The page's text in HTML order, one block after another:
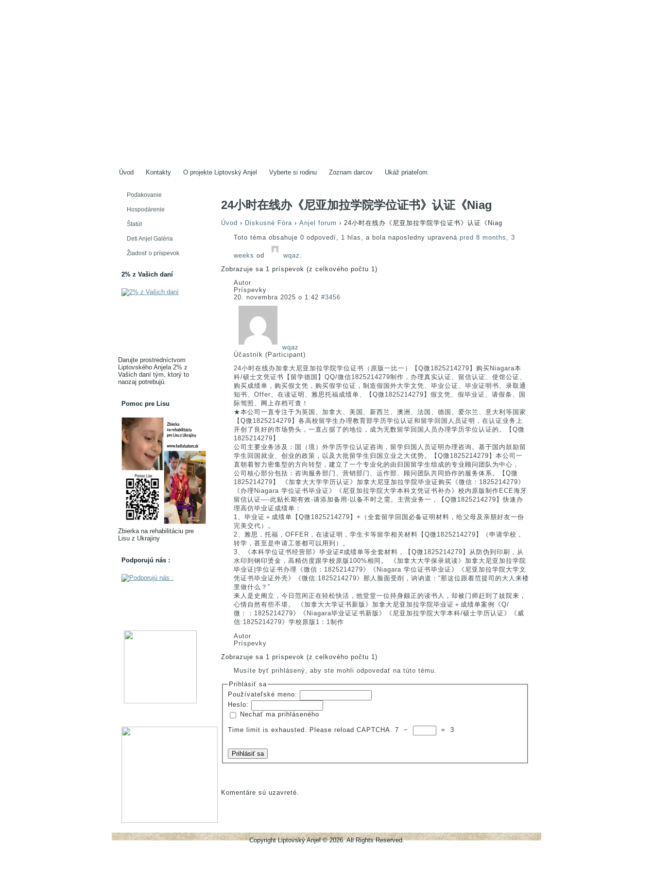
Úvod Kontakty O projekte Liptovský Anjel Vyberte si rodinu Zoznam darcov Ukáž priateľom
Poďakovanie
Hospodárenie
Štatút
Deti Anjel Galéria
Žiadosť o príspevok
2% z Vašich daní
Darujte prostredníctvom
Liptovského Anjela 2% z
Vašich daní tým, ktorý to
naozaj potrebujú.
Pomoc pre Lisu
Zbierka na rehabilitáciu pre
Lisu z Ukrajiny
Podporujú nás :
24小时在线办《尼亚加拉学院学位证书》认证《Niag
Úvod › Diskusné Fóra › Anjel forum › 24小时在线办《尼亚加拉学院学位证书》认证《Niag
Toto téma obsahuje 0 odpovedí, 1 hlas, a bola naposledny upravená pred 8 months, 3
weeks od wqaz .
Zobrazuje sa 1 príspevok (z celkového počtu 1)
Autor
Príspevky
20. novembra 2025 o 1:42 #3456
wqaz
Účastník (Participant)
24小时在线办加拿大尼亚加拉学院学位证书（原版一比一）【Q微1825214279】购买Niagara本
科/硕士文凭证书【留学德国】QQ/微信1825214279制作，办理真实认证、留信认证、使馆公证、
购买成绩单，购买假文凭，购买假学位证，制造假国外大学文凭、毕业公证、毕业证明书、录取通
知书、Offer、在读证明、雅思托福成绩单、【Q微1825214279】假文凭、假毕业证、请假条、国
际驾照、网上存档可查！
★本公司一直专注于为英国、加拿大、美国、新西兰、澳洲、法国、德国、爱尔兰、意大利等国家
【Q微1825214279】各高校留学生办理教育部学历学位认证和留学回国人员证明，在认证业务上
开创了良好的市场势头，一直占据了的地位，成为无数留学回国人员办理学历学位认证的。【Q微
1825214279】
公司主要业务涉及：国（境）外学历学位认证咨询，留学归国人员证明办理咨询。基于国内鼓励留
学生回国就业、创业的政策，以及大批留学生归国立业之大优势。【Q微1825214279】本公司一
直朝着智力密集型的方向转型，建立了一个专业化的由归国留学生组成的专业顾问团队为中心，
公司核心部分包括：咨询服务部门、营销部门、运作部、顾问团队共同协作的服务体系。【Q微
1825214279】 《加拿大大学学历认证》加拿大尼亚加拉学院毕业证购买《微信：1825214279》
《办理Niagara 学位证书毕业证》《尼亚加拉学院大学本科文凭证书补办》校内原版制作ECE海牙
留信认证—-此贴长期有效-请添加备用-以备不时之需。主营业务一，【Q微1825214279】快速办
理高仿毕业证成绩单：
1、毕业证＋成绩单【Q微1825214279】+（全套留学回国必备证明材料，给父母及亲朋好友一份
完美交代）。
2、雅思，托福，OFFER，在读证明，学生卡等留学相关材料【Q微1825214279】（申请学校，
转学，甚至是申请工签都可以用到）。
3、《本科学位证书经营部》毕业证#成绩单等全套材料，【Q微1825214279】从防伪到印刷，从
水印到钢印烫金，高精仿度跟学校原版100%相同。 《加拿大大学保录就读》加拿大尼亚加拉学院
毕业证|学位证书办理《微信：1825214279》《Niagara 学位证书毕业证》《尼亚加拉学院大学文
凭证书毕业证外壳》《微信:1825214279》那人脸面受削，讷讷道：“那这位跟着范提司的大人来楼
里做什么？”
来人是史阐立，今日范闲正在轻松快活，他堂堂一位持身颇正的读书人，却被门师赶到了妓院来，
心情自然有些不堪。 《加拿大大学证书新版》加拿大尼亚加拉学院毕业证＋成绩单案例《Q/
微：：1825214279》《Niagara毕业证证书新版》《尼亚加拉学院大学本科/硕士学历认证》《威
信:1825214279》学校原版1：1制作
Autor
Príspevky
Zobrazuje sa 1 príspevok (z celkového počtu 1)
Musíte byť prihlásený, aby ste mohli odpovedať na túto tému.
Prihlásiť sa
Používateľské meno:
Heslo:
Nechať ma prihláseného
Time limit is exhausted. Please reload CAPTCHA. 7 − = 3
Prihlásiť sa
Komentáre sú uzavreté.
Copyright Liptovský Anjel © 2026. All Rights Reserved.